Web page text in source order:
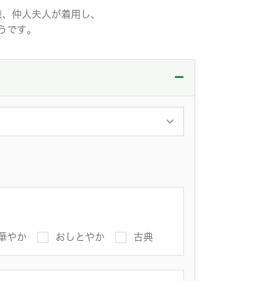
仲人夫人が着用し、
です。
やか おしとやか 古典